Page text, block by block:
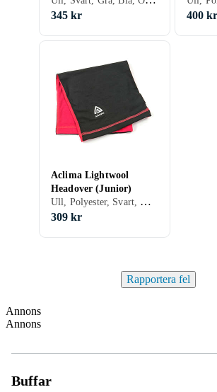
345 kr
400 kr
Aclima Lightwool
Headover (Junior)
Ull, Polyester, Svart, Grå, Blå, Röd, Orange, Grön, Rosa, Lila, S, M, One size, Barn
309 kr
Rapportera fel
Annons
Annons
Buffar